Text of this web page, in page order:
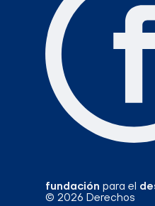
fundación para el
© 2026 Derechos